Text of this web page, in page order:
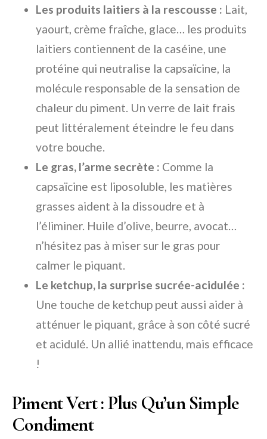
Les produits laitiers à la rescousse : Lait,
yaourt, crème fraîche, glace… les produits
laitiers contiennent de la caséine, une
protéine qui neutralise la capsaïcine, la
molécule responsable de la sensation de
chaleur du piment. Un verre de lait frais
peut littéralement éteindre le feu dans
votre bouche.
Le gras, l’arme secrète : Comme la
capsaïcine est liposoluble, les matières
grasses aident à la dissoudre et à
l’éliminer. Huile d’olive, beurre, avocat…
n’hésitez pas à miser sur le gras pour
calmer le piquant.
Le ketchup, la surprise sucrée-acidulée :
Une touche de ketchup peut aussi aider à
atténuer le piquant, grâce à son côté sucré
et acidulé. Un allié inattendu, mais efficace
!
Piment Vert : Plus Qu’un Simple
Condiment